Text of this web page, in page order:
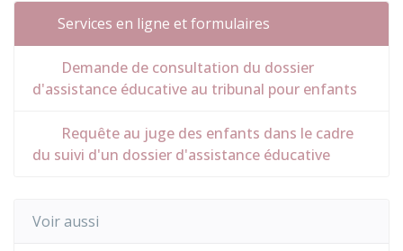
Services en ligne et formulaires
Demande de consultation du dossier
d'assistance éducative au tribunal pour enfants
Requête au juge des enfants dans le cadre
du suivi d'un dossier d'assistance éducative
Voir aussi